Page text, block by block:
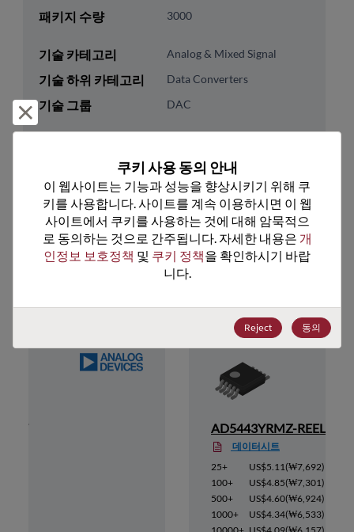
패키지 수량 3000
기술 카테고리 Analog & Mixed Signal
기술 하위 카테고리 Data Converters
기술 그룹 DAC
EAR99
추천 대체 제품
AD5443YRMZ-REEL7
데이터시트
25+
US$5.11(₩7,692)
100+
US$4.85(₩7,301)
500+
US$4.60(₩6,924)
1000+
US$4.34(₩6,533)
거부 및 닫기
쿠키 사용 동의 안내
이 웹사이트는 기능과 성능을 향상시키기 위해 쿠
키를 사용합니다. 사이트를 계속 이용하시면 이 웹
사이트에서 쿠키를 사용하는 것에 대해 암묵적으
로 동의하는 것으로 간주됩니다. 자세한 내용은 개
인정보 보호정책 및 쿠키 정책을 확인하시기 바랍
니다.
Reject 동의